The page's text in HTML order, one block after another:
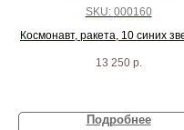
SKU: 000160
Космонавт, ракета, 10 синих
13 250 р.
Подробнее